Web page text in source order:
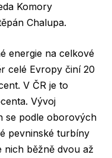
Komory
Chalupa.
energie na celkové
celé Evropy činí 20
V ČR je to
Vývoj
se podle oborových
pevninské turbíny
nich běžně dvou až